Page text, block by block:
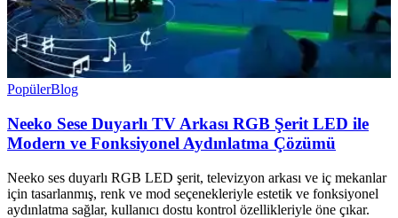
PopülerBlog
Neeko Sese Duyarlı TV Arkası RGB Şerit LED ile
Modern ve Fonksiyonel Aydınlatma Çözümü
Neeko ses duyarlı RGB LED şerit, televizyon arkası ve iç mekanlar
için tasarlanmış, renk ve mod seçenekleriyle estetik ve fonksiyonel
aydınlatma sağlar, kullanıcı dostu kontrol özellikleriyle öne çıkar.